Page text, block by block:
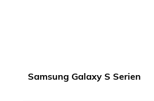
Samsung Galaxy S Serien